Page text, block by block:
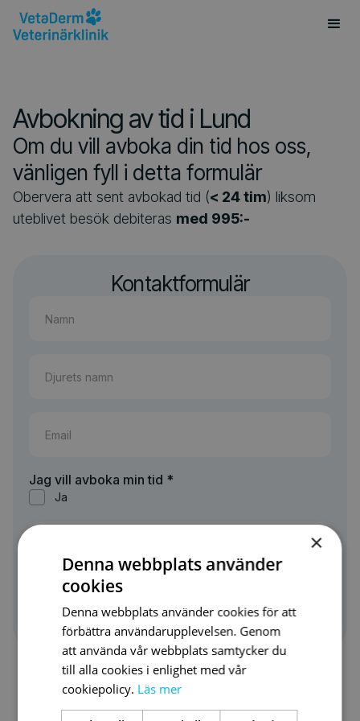
Avbokning av tid i Lund
Om du vill avboka din tid hos oss,
vänligen fyll i detta formulär
Obervera att sent avbokad tid (< 24 tim) liksom
uteblivet besök debiteras med 995:-
Kontaktformulär
Jag vill avboka min tid *
Ja
×
Denna webbplats använder
cookies
Denna webbplats använder cookies för att
förbättra användarupplevelsen. Genom
att använda vår webbplats samtycker du
till alla cookies i enlighet med vår
cookiepolicy. Läs mer